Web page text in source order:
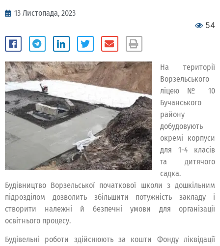
13 Листопада, 2023
54
На території
Ворзельського
ліцею № 10
Бучанського
району
добудовують
окремі корпуси
для 1-4 класів
та дитячого
садка.
Будівництво Ворзельської початкової школи з дошкільним
підрозділом дозволить збільшити потужність закладу і
створити належні й безпечні умови для організації
освітнього процесу.
Будівельні роботи здійснюють за кошти Фонду ліквідації